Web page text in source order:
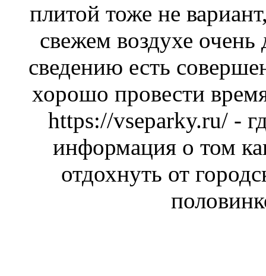
плитой тоже не
свежем воздухе
сведению есть
хорошо провести
https://vseparky.ru/ -
информация о том
отдохнуть от